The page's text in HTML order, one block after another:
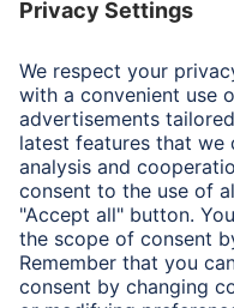
Wymiary i waga
Waga
Zastosowanie
Przystosowany dla